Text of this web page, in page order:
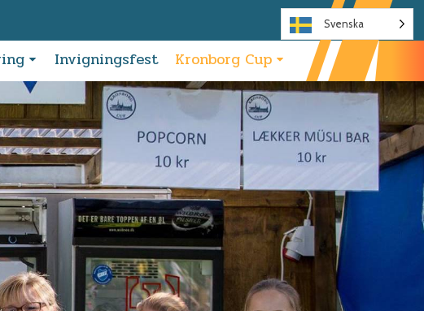
Svenska
Invigningsfest Kronborg Cup